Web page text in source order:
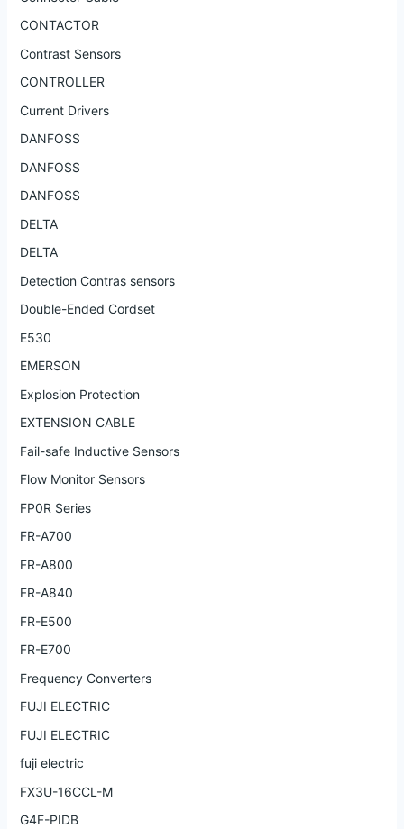
CONTACTOR
Contrast Sensors
CONTROLLER
Current Drivers
DANFOSS
DANFOSS
DANFOSS
DELTA
DELTA
Detection Contras sensors
Double-Ended Cordset
E530
EMERSON
Explosion Protection
EXTENSION CABLE
Fail-safe Inductive Sensors
Flow Monitor Sensors
FP0R Series
FR-A700
FR-A800
FR-A840
FR-E500
FR-E700
Frequency Converters
FUJI ELECTRIC
FUJI ELECTRIC
fuji electric
FX3U-16CCL-M
G4F-PIDB